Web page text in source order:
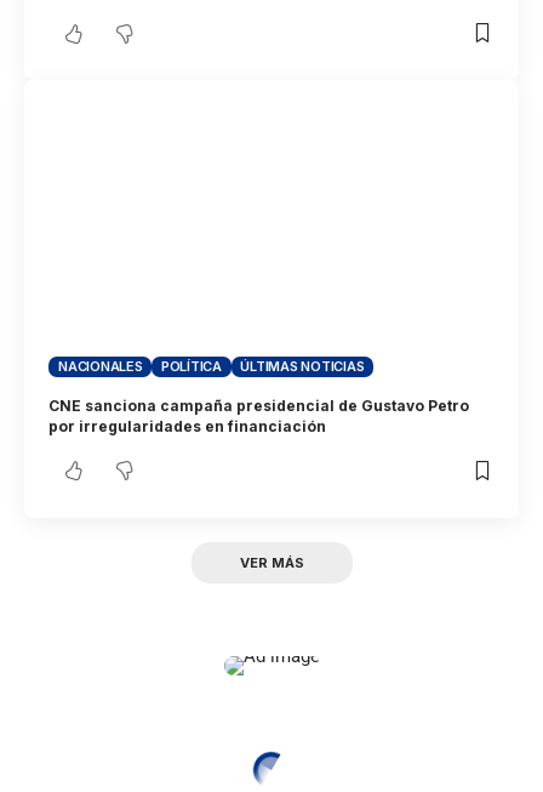
NACIONALES POLÍTICA ÚLTIMAS NOTICIAS
CNE sanciona campaña presidencial de Gustavo Petro
por irregularidades en financiación
VER MÁS